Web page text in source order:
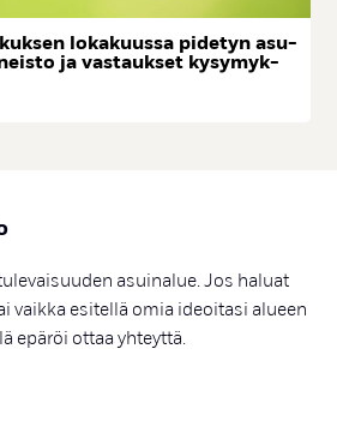
lo­ka­kuus­sa pi­de­tyn asu­
ja vas­tauk­set ky­sy­myk­
asuinalue. Jos haluat
vaikka esitellä omia ideoitasi alueen
epäröi ottaa yhteyttä.